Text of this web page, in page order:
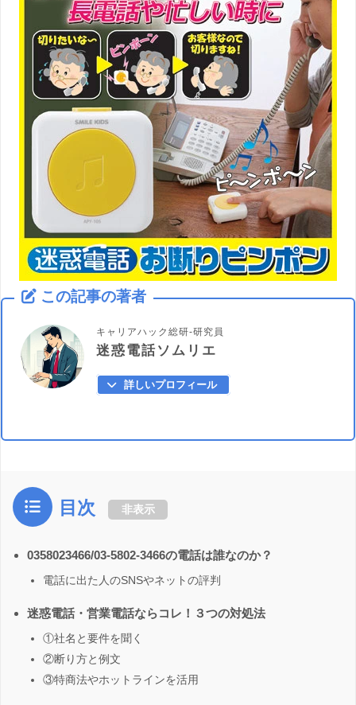
この記事の著者
キャリアハック総研-研究員
迷惑電話ソムリエ
詳しいプロフィール
目次 非表示
0358023466/03-5802-3466の電話は誰なのか？
電話に出た人のSNSやネットの評判
迷惑電話・営業電話ならコレ！３つの対処法
①社名と要件を聞く
②断り方と例文
③特商法やホットラインを活用